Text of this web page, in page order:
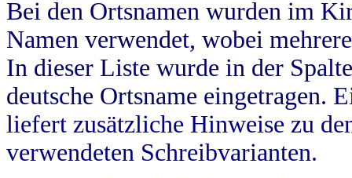
Bei den Ortsnamen wurden im
Namen verwendet, wobei
In dieser Liste wurde in der
deutsche Ortsname eingetragen.
liefert zusätzliche Hinweise zu
verwendeten Schreibvarianten.